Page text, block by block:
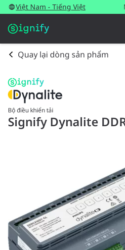
Việt Nam - Tiếng Việt
Quay lại dòng sản phẩm
Bộ điều khiển tải
Signify Dynalite